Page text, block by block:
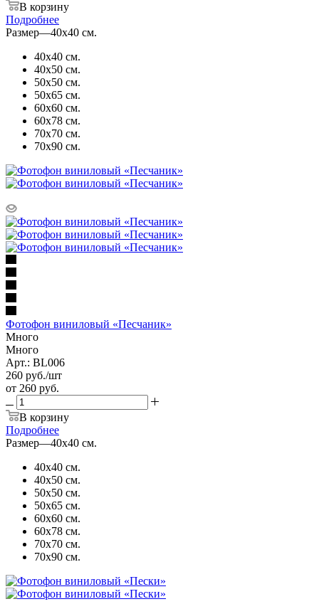
В корзину
Подробнее
Размер—40х40 см.
40х40 см.
40х50 см.
50х50 см.
50х65 см.
60х60 см.
60х78 см.
70х70 см.
70х90 см.
Фотофон виниловый «Песчаник»
Много
Много
Арт.: BL006
260 руб./шт
от 260 руб.
В корзину
Подробнее
Размер—40х40 см.
40х40 см.
40х50 см.
50х50 см.
50х65 см.
60х60 см.
60х78 см.
70х70 см.
70х90 см.